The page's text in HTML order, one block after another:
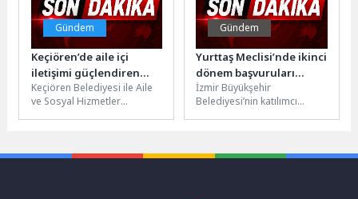
Gündem
Keçiören’de aile içi
iletişimi güçlendiren
seminer
Keçiören Belediyesi ile Aile
ve Sosyal Hizmetler
Gündem
Yurttaş Meclisi’nde ikinci
dönem başvuruları
başlıyor
İzmir Büyükşehir
Belediyesi’nin katılımcı
tarihleri arasında...